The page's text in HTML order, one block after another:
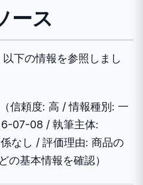
ース
下の情報を参照しまし
（信頼度: 高 / 情報種別: 一
07-08 / 執筆主体:
なし / 評価理由: 商品の
の基本情報を確認）